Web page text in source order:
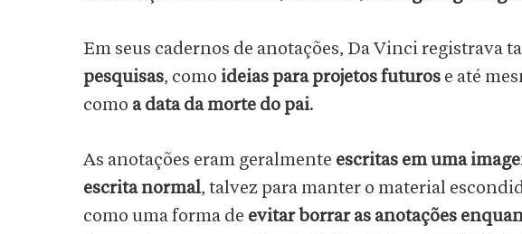
Em seus cadernos de anotações, Da Vinci registrava
pesquisas, como ideias para projetos futuros e até
como a data da morte do pai.
As anotações eram geralmente escritas em uma
escrita normal, talvez para manter o material
como uma forma de evitar borrar as anotações